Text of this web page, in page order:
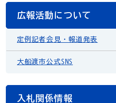
広報活動について
定例記者会見・報道発表
大船渡市公式SNS
入札関係情報